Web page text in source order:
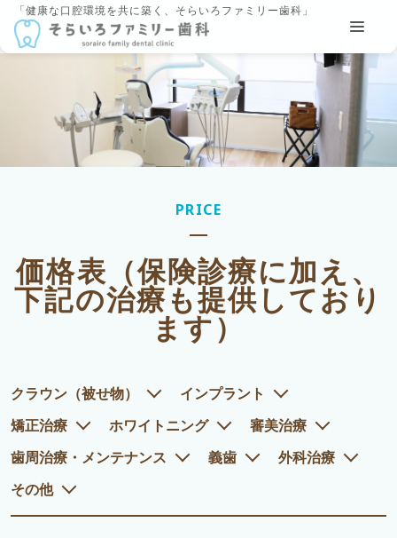
「健康な口腔環境を共に築く、そらいろファミリー歯科」
PRICE
価格表（保険診療に加え、
下記の治療も提供しており
ます）
クラウン（被せ物） インプラント
矯正治療 ホワイトニング 審美治療
歯周治療・メンテナンス 義歯 外科治療
その他